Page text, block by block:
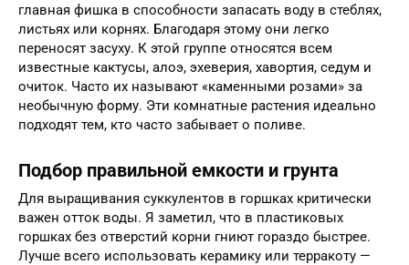
главная фишка в способности запасать воду в стеблях,
листьях или корнях. Благодаря этому они легко
переносят засуху. К этой группе относятся всем
известные кактусы, алоэ, эхеверия, хавортия, седум и
очиток. Часто их называют «каменными розами» за
необычную форму. Эти комнатные растения идеально
подходят тем, кто часто забывает о поливе.
Подбор правильной емкости и грунта
Для выращивания суккулентов в горшках критически
важен отток воды. Я заметил, что в пластиковых
горшках без отверстий корни гниют гораздо быстрее.
Лучше всего использовать керамику или терракоту —